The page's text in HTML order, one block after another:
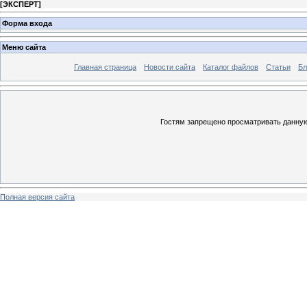
[ЭКСПЕРТ]
Форма входа
Меню сайта
Главная страница Новости сайта Каталог файлов Статьи
Гостям запрещено просматривать
Полная версия сайта